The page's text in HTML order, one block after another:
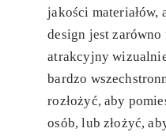
jakości materiałów,
design jest
atrakcyjny
bardzo
rozłożyć, aby
osób, lub złożyć,